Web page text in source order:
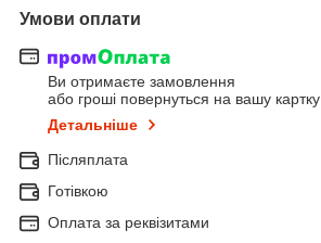
Умови оплати
Ви отримаєте замовлення
або гроші повернуться на вашу картку
Детальніше
Післяплата
Готівкою
Оплата за реквізитами